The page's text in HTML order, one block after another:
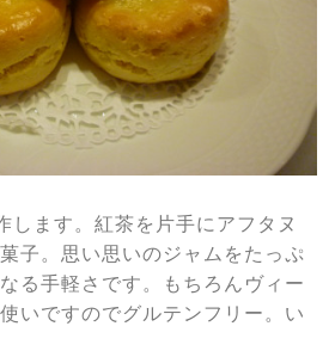
します。紅茶を片手にアフタヌ
子。思い思いのジャムをたっぷ
る手軽さです。もちろんヴィー
いですのでグルテンフリー。い